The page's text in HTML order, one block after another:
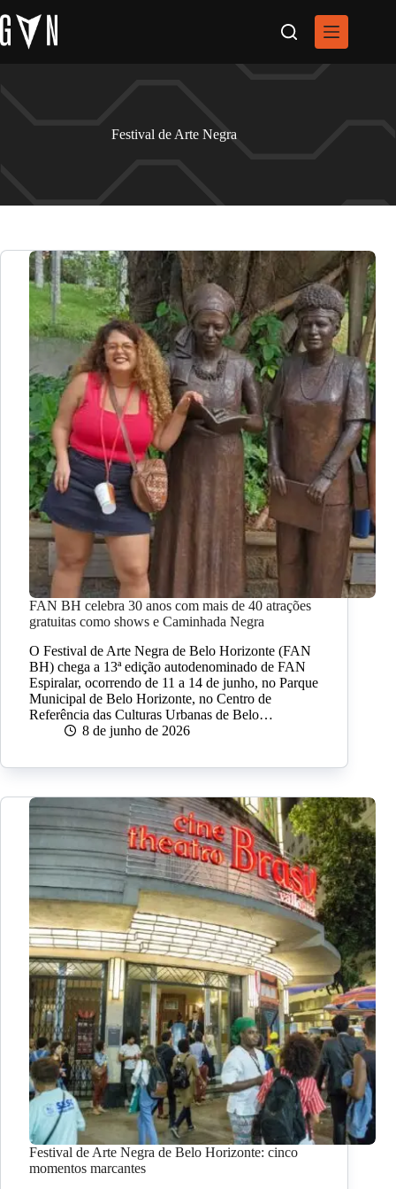
para
o
conteúdo
Festival de Arte Negra
FAN BH celebra 30 anos com mais de 40 atrações
gratuitas como shows e Caminhada Negra
O Festival de Arte Negra de Belo Horizonte (FAN
BH) chega a 13ª edição autodenominado de FAN
Espiralar, ocorrendo de 11 a 14 de junho, no Parque
Municipal de Belo Horizonte, no Centro de
Referência das Culturas Urbanas de Belo…
8 de junho de 2026
Festival de Arte Negra de Belo Horizonte: cinco
momentos marcantes